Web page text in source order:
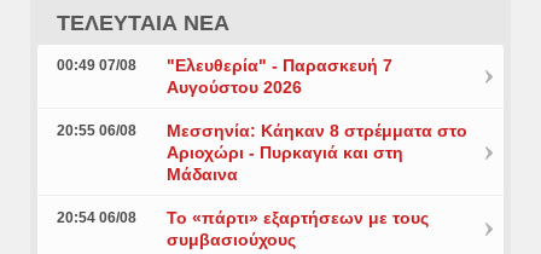
ΤΕΛΕΥΤΑΙΑ ΝΕΑ
00:49 07/08
"Ελευθερία" - Παρασκευή 7
Αυγούστου 2026
20:55 06/08
Μεσσηνία: Κάηκαν 8 στρέμματα στο
Αριοχώρι - Πυρκαγιά και στη
Μάδαινα
20:54 06/08
Το «πάρτι» εξαρτήσεων με τους
συμβασιούχους